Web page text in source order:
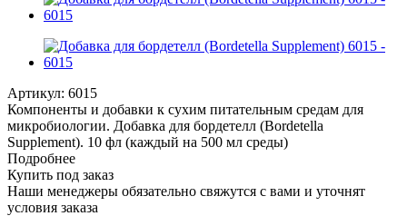
Артикул: 6015
Компоненты и добавки к сухим питательным средам для
микробиологии. Добавка для бордетелл (Bordetella
Supplement). 10 фл (каждый на 500 мл среды)
Подробнее
Купить под заказ
Наши менеджеры обязательно свяжутся с вами и уточнят
условия заказа